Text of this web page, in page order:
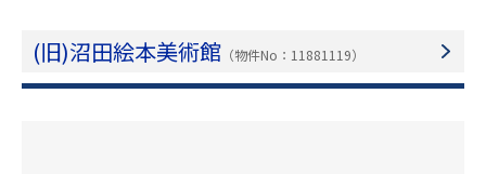
(旧)沼田絵本美術館 （物件No：11881119）